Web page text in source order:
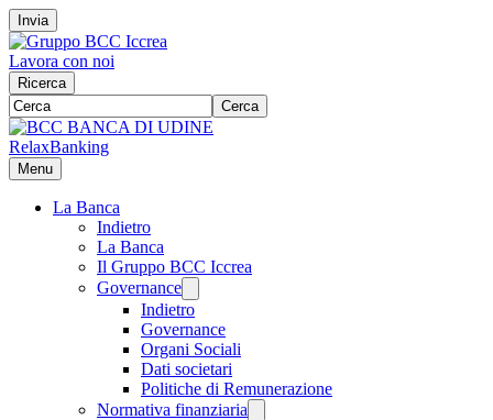
Invia
Lavora con noi
Ricerca
Cerca
RelaxBanking
Menu
La Banca
Indietro
La Banca
Il Gruppo BCC Iccrea
Governance
Indietro
Governance
Organi Sociali
Dati societari
Politiche di Remunerazione
Normativa finanziaria